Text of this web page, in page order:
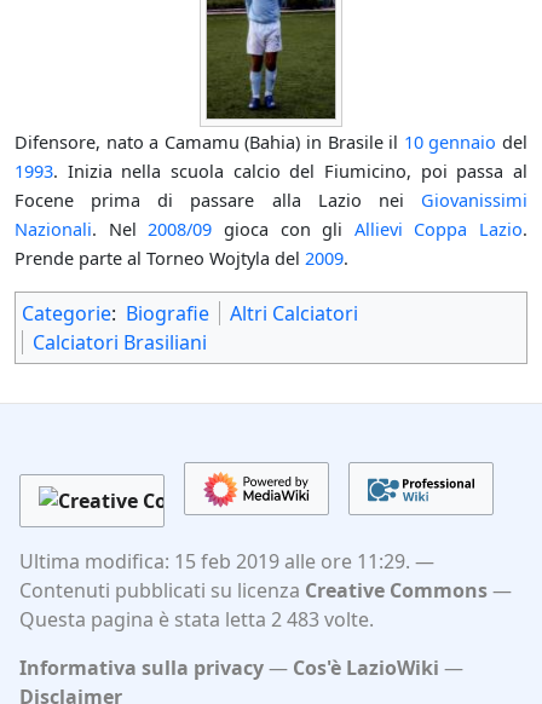
Difensore, nato a Camamu (Bahia) in Brasile il 10 gennaio del
1993. Inizia nella scuola calcio del Fiumicino, poi passa al
Focene prima di passare alla Lazio nei Giovanissimi
Nazionali. Nel2008/09 gioca con gli Allievi Coppa Lazio.
Prende parte al Torneo Wojtyla del 2009.
Categorie: Biografie
Altri Calciatori
Calciatori Brasiliani
Ultima modifica: 15 feb 2019 alle ore 11:29.
Contenuti pubblicati su licenza Creative Commons
Questa pagina è stata letta 2 483 volte.
Informativa sulla privacy
Cos'è LazioWiki
Disclaimer